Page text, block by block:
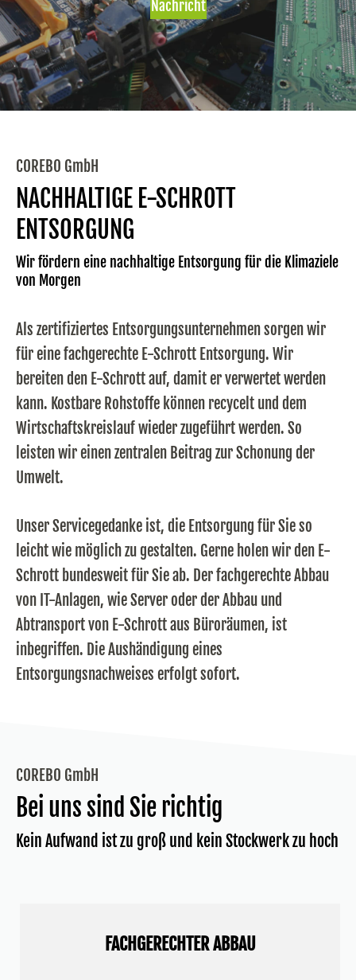
Nachricht
COREBO GmbH
NACHHALTIGE E-SCHROTT
ENTSORGUNG
Wir fördern eine nachhaltige Entsorgung für die Klimaziele
von Morgen
Als zertifiziertes Entsorgungsunternehmen sorgen wir
für eine fachgerechte E-Schrott Entsorgung. Wir
bereiten den E-Schrott auf, damit er verwertet werden
kann. Kostbare Rohstoffe können recycelt und dem
Wirtschaftskreislauf wieder zugeführt werden. So
leisten wir einen zentralen Beitrag zur Schonung der
Umwelt.
Unser Servicegedanke ist, die Entsorgung für Sie so
leicht wie möglich zu gestalten. Gerne holen wir den E-
Schrott bundesweit für Sie ab. Der fachgerechte Abbau
von IT-Anlagen, wie Server oder der Abbau und
Abtransport von E-Schrott aus Büroräumen, ist
inbegriffen. Die Aushändigung eines
Entsorgungsnachweises erfolgt sofort.
COREBO GmbH
Bei uns sind Sie richtig
Kein Aufwand ist zu groß und kein Stockwerk zu hoch
FACHGERECHTER ABBAU